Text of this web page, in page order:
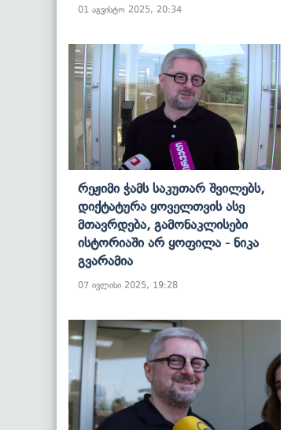
01 აგვისტო 2025, 20:34
Რეჟიმი Ჭამს Საკუთარ Შვილებს,
Დიქტატურა Ყოველთვის Ასე
Მთავრდება, Გამონაკლისები
Ისტორიაში Არ Ყოფილა - Ნიკა
Გვარამია
07 ივლისი 2025, 19:28